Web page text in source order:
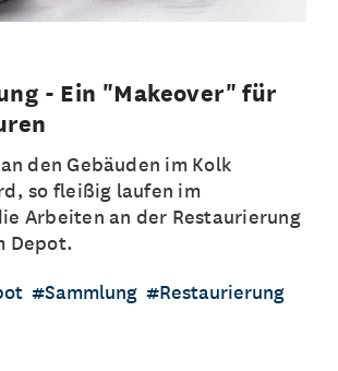
- Ein "Makeover" für
den Gebäuden im Kolk
so fleißig laufen im
Arbeiten an der Restaurierung
Depot.
Sammlung Restaurierung